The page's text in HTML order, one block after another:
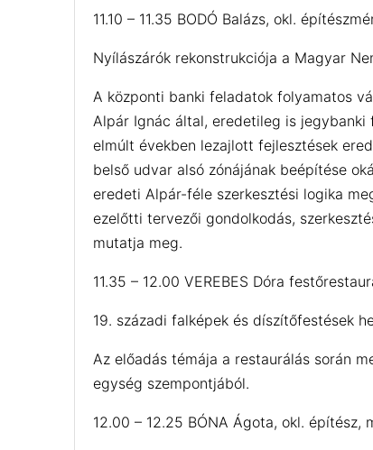
11.10 – 11.35 BODÓ Balázs, okl.
Nyílászárók rekonstrukciója a Magyar
A központi banki feladatok folyamatos
Alpár Ignác által, eredetileg is
elmúlt években lezajlott fejlesztések
belső udvar alsó zónájának beépítése
eredeti Alpár-féle szerkesztési logika
ezelőtti tervezői gondolkodás,
mutatja meg.
11.35 – 12.00 VEREBES Dóra
19. századi falképek és díszítőfestések
Az előadás témája a restaurálás során
egység szempontjából.
12.00 – 12.25 BÓNA Ágota, okl. építész,